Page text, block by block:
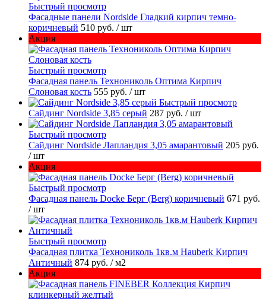
Быстрый просмотр
Фасадные панели Nordside Гладкий кирпич темно-
коричневый 510 руб. / шт
Акция
Быстрый просмотр
Фасадная панель Технониколь Оптима Кирпич
Слоновая кость 555 руб. / шт
Быстрый просмотр
Сайдинг Nordside 3,85 серый 287 руб. / шт
Быстрый просмотр
Сайдинг Nordside Лапландия 3,05 амарантовый 205 руб.
/ шт
Акция
Быстрый просмотр
Фасадная панель Docke Берг (Berg) коричневый 671 руб.
/ шт
Быстрый просмотр
Фасадная плитка Технониколь 1кв.м Hauberk Кирпич
Античный 874 руб. / м2
Акция